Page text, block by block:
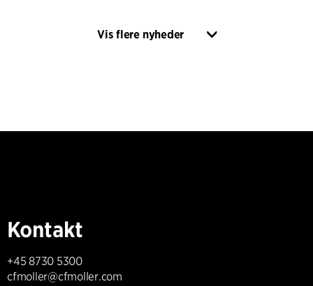
Vis flere nyheder
Kontakt
+45 8730 5300
cfmoller@cfmoller.com